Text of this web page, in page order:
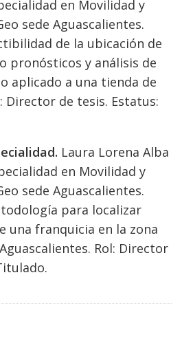
en Movilidad y
sede Aguascalientes.
de la ubicación de
pronósticos y análisis de
aplicado a una tienda de
Director de tesis. Estatus:
Laura Lorena Alba
en Movilidad y
sede Aguascalientes.
para localizar
una franquicia en la zona
Rol: Director